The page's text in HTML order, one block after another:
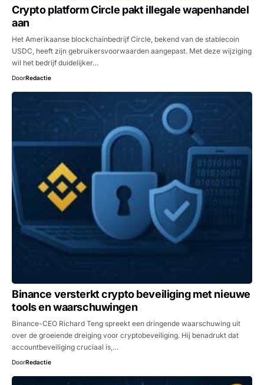
Crypto platform Circle pakt illegale wapenhandel
aan
Het Amerikaanse blockchainbedrijf Circle, bekend van de stablecoin
USDC, heeft zijn gebruikersvoorwaarden aangepast. Met deze wijziging
wil het bedrijf duidelijker…
DoorRedactie
Binance versterkt crypto beveiliging met nieuwe
tools en waarschuwingen
Binance-CEO Richard Teng spreekt een dringende waarschuwing uit
over de groeiende dreiging voor cryptobeveiliging. Hij benadrukt dat
accountbeveiliging cruciaal is,…
DoorRedactie